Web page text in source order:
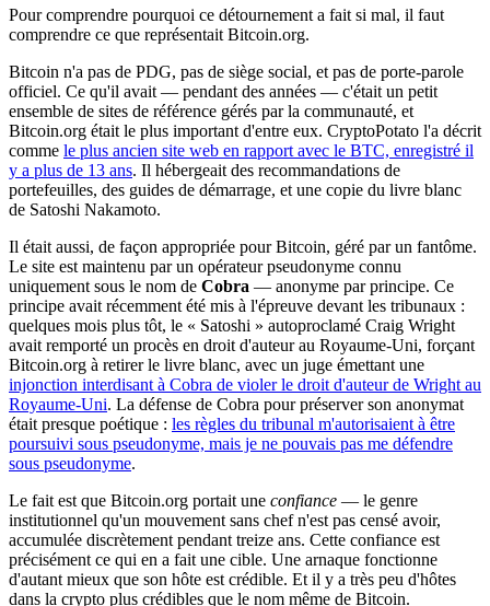
Pour comprendre pourquoi ce détournement a fait si mal, il faut
comprendre ce que représentait Bitcoin.org.
Bitcoin n'a pas de PDG, pas de siège social, et pas de porte-parole
officiel. Ce qu'il avait — pendant des années — c'était un petit
ensemble de sites de référence gérés par la communauté, et
Bitcoin.org était le plus important d'entre eux. CryptoPotato l'a décrit
comme le plus ancien site web en rapport avec le BTC, enregistré il
y a plus de 13 ans. Il hébergeait des recommandations de
portefeuilles, des guides de démarrage, et une copie du livre blanc
de Satoshi Nakamoto.
Il était aussi, de façon appropriée pour Bitcoin, géré par un fantôme.
Le site est maintenu par un opérateur pseudonyme connu
uniquement sous le nom de Cobra — anonyme par principe. Ce
principe avait récemment été mis à l'épreuve devant les tribunaux :
quelques mois plus tôt, le « Satoshi » autoproclamé Craig Wright
avait remporté un procès en droit d'auteur au Royaume-Uni, forçant
Bitcoin.org à retirer le livre blanc, avec un juge émettant une
injonction interdisant à Cobra de violer le droit d'auteur de Wright au
Royaume-Uni. La défense de Cobra pour préserver son anonymat
était presque poétique : les règles du tribunal m'autorisaient à être
poursuivi sous pseudonyme, mais je ne pouvais pas me défendre
sous pseudonyme.
Le fait est que Bitcoin.org portait une confiance — le genre
institutionnel qu'un mouvement sans chef n'est pas censé avoir,
accumulée discrètement pendant treize ans. Cette confiance est
précisément ce qui en a fait une cible. Une arnaque fonctionne
d'autant mieux que son hôte est crédible. Et il y a très peu d'hôtes
dans la crypto plus crédibles que le nom même de Bitcoin.